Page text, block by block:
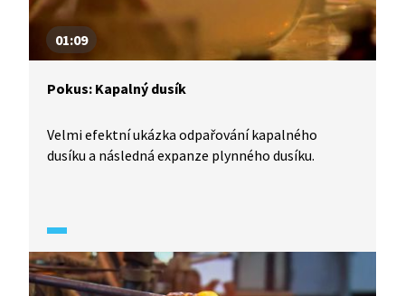
01:09
Pokus: Kapalný dusík
Velmi efektní ukázka odpařování kapalného
dusíku a následná expanze plynného dusíku.